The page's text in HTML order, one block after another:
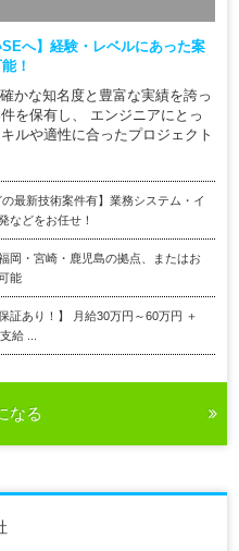
へ】経験・レベルにあった案
！
かな知名度と豊富な実績を誇っ
を保有し、 エンジニアにとっ
ルや適性に合ったプロジェクト
の最新技術案件有】業務システム・イ
などをお任せ！
岡・宮崎・鹿児島の拠点、またはお
能
証あり！】 月給30万円～60万円 ＋
給 ...
なる